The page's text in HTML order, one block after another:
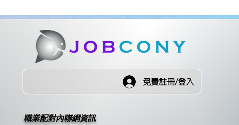
免費註冊/登入
職業配對內聯網資訊